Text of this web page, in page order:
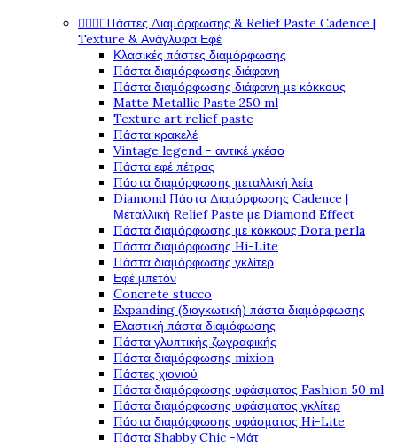
Πάστες Διαμόρφωσης & Relief Paste Cadence |
Texture & Ανάγλυφα Εφέ
Κλασικές πάστες διαμόρφωσης
Πάστα διαμόρφωσης διάφανη
Πάστα διαμόρφωσης διάφανη με κόκκους
Matte Metallic Paste 250 ml
Texture art relief paste
Πάστα κρακελέ
Vintage legend - αντικέ γκέσο
Πάστα εφέ πέτρας
Πάστα διαμόρφωσης μεταλλική λεία
Diamond Πάστα Διαμόρφωσης Cadence |
Μεταλλική Relief Paste με Diamond Effect
Πάστα διαμόρφωσης με κόκκους Dora perla
Πάστα διαμόρφωσης Hi-Lite
Πάστα διαμόρφωσης γκλίτερ
Εφέ μπετόν
Concrete stucco
Expanding (διογκωτική) πάστα διαμόρφωσης
Ελαστική πάστα διαμόφωσης
Πάστα γλυπτικής ζωγραφικής
Πάστα διαμόρφωσης mixion
Πάστες χιονιού
Πάστα διαμόρφωσης υφάσματος Fashion 50 ml
Πάστα διαμόρφωσης υφάσματος γκλίτερ
Πάστα διαμόρφωσης υφάσματος Hi-Lite
Πάστα Shabby Chic -Μάτ